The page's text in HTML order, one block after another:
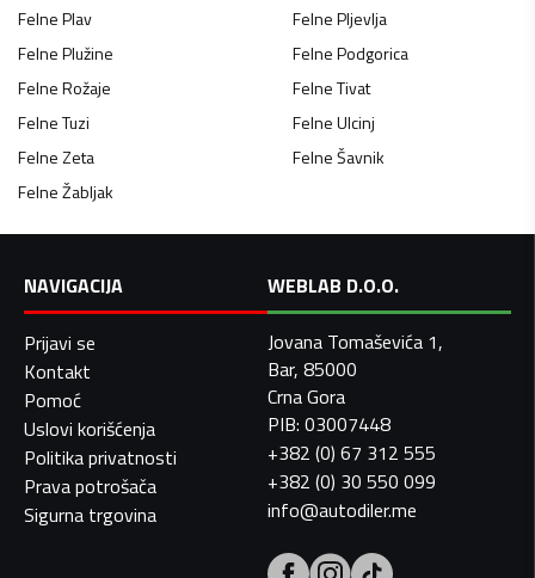
FelnePlav FelnePljevlja
FelnePlužine FelnePodgorica
FelneRožaje FelneTivat
FelneTuzi FelneUlcinj
FelneZeta FelneŠavnik
FelneŽabljak
NAVIGACIJA
Prijavi se
Kontakt
Pomoć
Uslovi korišćenja
Politika privatnosti
Prava potrošača
Sigurna trgovina
WEBLAB D.O.O.
Jovana Tomaševića 1,
Bar, 85000
Crna Gora
PIB: 03007448
+382 (0) 67 312 555
+382 (0) 30 550 099
info@autodiler.me